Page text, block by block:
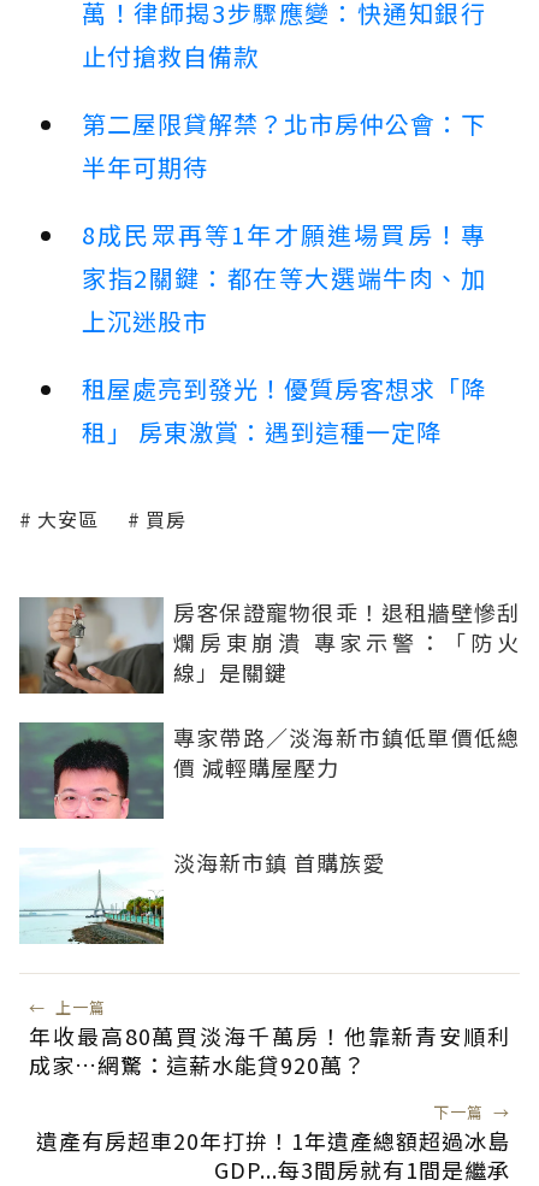
萬！律師揭3步驟應變：快通知銀行
止付搶救自備款
第二屋限貸解禁？北市房仲公會：下
半年可期待
8成民眾再等1年才願進場買房！專
家指2關鍵：都在等大選端牛肉、加
上沉迷股市
租屋處亮到發光！優質房客想求「降
租」 房東激賞：遇到這種一定降
大安區 買房
房客保證寵物很乖！退租牆壁慘刮
爛房東崩潰 專家示警：「防火
線」是關鍵
專家帶路／淡海新市鎮低單價低總
價 減輕購屋壓力
淡海新市鎮 首購族愛
← 上一篇
年收最高80萬買淡海千萬房！他靠新青安順利
成家…網驚：這薪水能貸920萬？
下一篇 →
遺產有房超車20年打拚！1年遺產總額超過冰島
GDP...每3間房就有1間是繼承